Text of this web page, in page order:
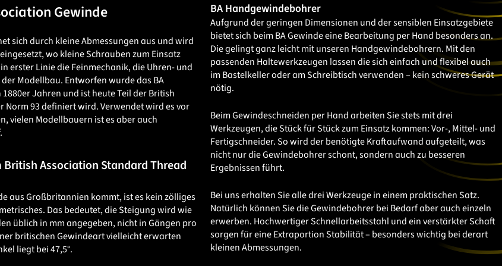
Gewinde
sich durch kleine Abmessungen aus und wird
wo kleine Schrauben zum Einsatz
erster Linie die Feinmechanik, die Uhren- und
Modellbau. Entworfen wurde das BA
Jahren und ist heute Teil der British
Norm 93 definiert wird. Verwendet wird es vor
vielen Modellbauern ist es aber auch
British Association Standard Thread
aus Großbritannien kommt, ist es kein zölliges
Das bedeutet, die Steigung wird wie
üblich in mm angegeben, nicht in Gängen pro
britischen Gewindeart vielleicht erwarten
liegt bei 47,5°.
BA Handgewindebohrer
Aufgrund der geringen Dimensionen und der sensiblen Einsatzgebiete
bietet sich beim BA Gewinde eine Bearbeitung per Hand besonders an.
Die gelingt ganz leicht mit unseren Handgewindebohrern. Mit den
passenden Haltewerkzeugen lassen die sich einfach und flexibel auch
im Bastelkeller oder am Schreibtisch verwenden – kein schweres Gerät
nötig.
Beim Gewindeschneiden per Hand arbeiten Sie stets mit drei
Werkzeugen, die Stück für Stück zum Einsatz kommen: Vor-, Mittel- und
Fertigschneider. So wird der benötigte Kraftaufwand aufgeteilt, was
nicht nur die Gewindebohrer schont, sondern auch zu besseren
Ergebnissen führt.
Bei uns erhalten Sie alle drei Werkzeuge in einem praktischen Satz.
Natürlich können Sie die Gewindebohrer bei Bedarf aber auch einzeln
erwerben. Hochwertiger Schnellarbeitsstahl und ein verstärkter Schaft
sorgen für eine Extraportion Stabilität – besonders wichtig bei derart
kleinen Abmessungen.